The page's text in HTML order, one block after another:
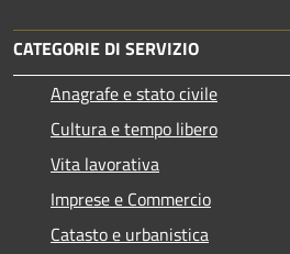
CATEGORIE DI SERVIZIO
Anagrafe e stato civile
Cultura e tempo libero
Vita lavorativa
Imprese e Commercio
Catasto e urbanistica